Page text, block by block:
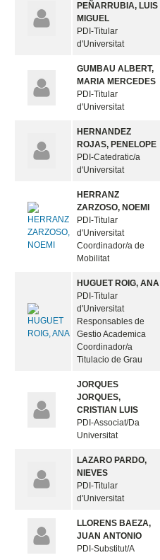
PEÑARRUBIA, LUIS
MIGUEL
PDI-Titular
d'Universitat
GUMBAU ALBERT,
MARIA MERCEDES
PDI-Titular
d'Universitat
HERNANDEZ
ROJAS, PENELOPE
PDI-Catedratic/a
d'Universitat
HERRANZ
ZARZOSO, NOEMI
PDI-Titular
d'Universitat
Coordinador/a de
Mobilitat
HUGUET ROIG, ANA
PDI-Titular
d'Universitat
Responsables de
Gestio Academica
Coordinador/a
Titulacio de Grau
JORQUES
JORQUES,
CRISTIAN LUIS
PDI-Associat/Da
Universitat
LAZARO PARDO,
NIEVES
PDI-Titular
d'Universitat
LLORENS BAEZA,
JUAN ANTONIO
PDI-Substitut/A